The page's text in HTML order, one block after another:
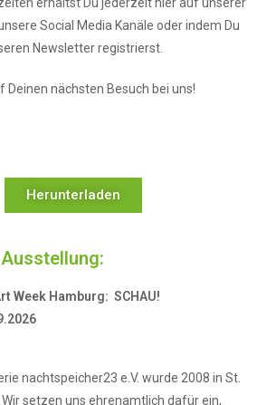
Social Media Kanäle oder indem Du
Newsletter registrierst.
Deinen nächsten Besuch bei uns!
Herunterladen
Week Hamburg:SCHAU!
nachtspeicher23 e.V. wurde 2008 in St.
setzen uns ehrenamtlich dafür ein,